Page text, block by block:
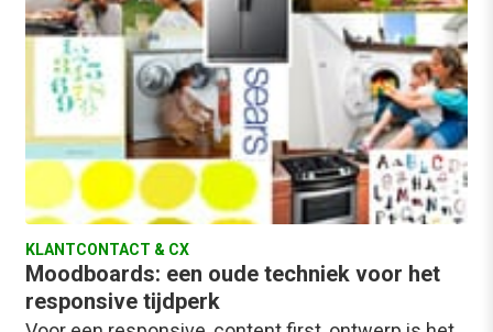
KLANTCONTACT & CX
Moodboards: een oude techniek voor het
responsive tijdperk